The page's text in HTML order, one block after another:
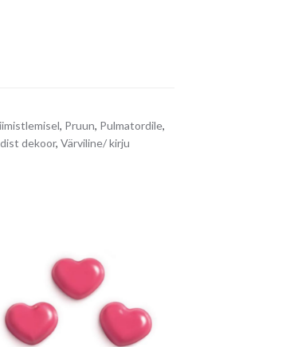
, Pruun, Pulmatordile,
dekoor, Värviline/ kirju